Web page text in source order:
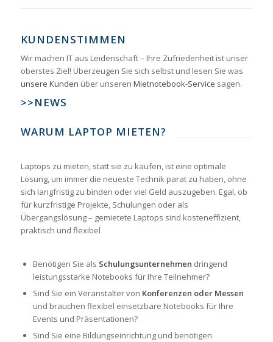
KUNDENSTIMMEN
Wir machen IT aus Leidenschaft – Ihre Zufriedenheit ist unser
oberstes Ziel! Überzeugen Sie sich selbst und lesen Sie was
unsere Kunden über unseren Mietnotebook-Service sagen.
>>NEWS
WARUM LAPTOP MIETEN?
Laptops zu mieten, statt sie zu kaufen, ist eine optimale
Lösung, um immer die neueste Technik parat zu haben, ohne
sich langfristig zu binden oder viel Geld auszugeben. Egal, ob
für kurzfristige Projekte, Schulungen oder als
Übergangslösung – gemietete Laptops sind kosteneffizient,
praktisch und flexibel
Benötigen Sie als Schulungsunternehmen dringend
leistungsstarke Notebooks für Ihre Teilnehmer?
Sind Sie ein Veranstalter von Konferenzen oder Messen
und brauchen flexibel einsetzbare Notebooks für Ihre
Events und Präsentationen?
Sind Sie eine Bildungseinrichtung und benötigen